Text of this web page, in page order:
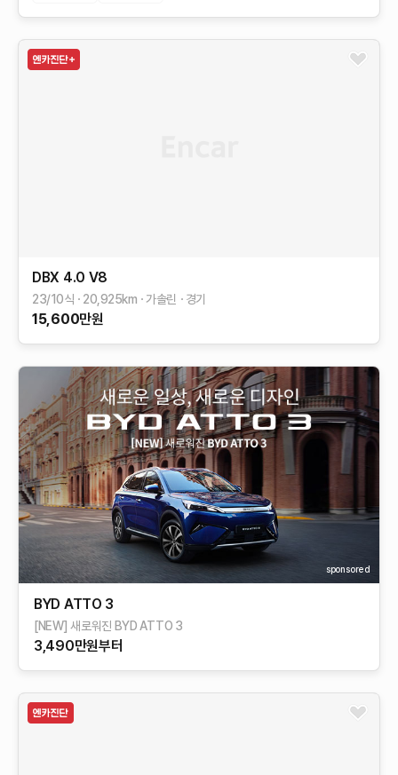
DBX 4.0 V8
23/10식 20,925km 가솔린 경기
15,600만원
sponsored
BYD ATTO 3
[NEW] 새로워진 BYD ATTO 3
3,490만원부터